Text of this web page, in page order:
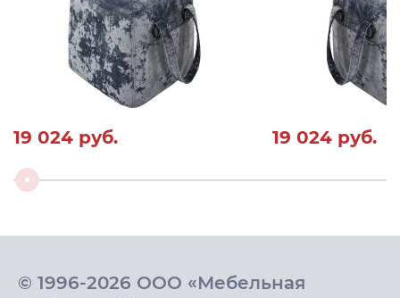
19 024 руб. 19 024 руб.
© 1996-2026 ООО «Мебельная